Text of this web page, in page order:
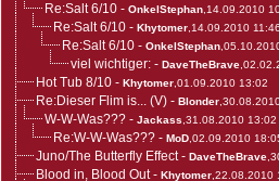
Re:Salt 6/10 - OnkelStephan ,14.09.2010
Re:Salt 6/10 - Khytomer ,14.09.2010 11:46
Re:Salt 6/10 - OnkelStephan
viel wichtiger: - DaveTheBrave
Hot Tub 8/10 - Khytomer ,01.09.2010 13:02
Re:Dieser Flim is... (V) - Blonder
W-W-Was??? - Jackass ,31.08.2010 13:02
Re:W-W-Was??? - MoD ,02.09.2010
Juno/The Butterfly Effect- DaveTheBrave
Blood in, Blood Out- Khytomer ,22.08.2010